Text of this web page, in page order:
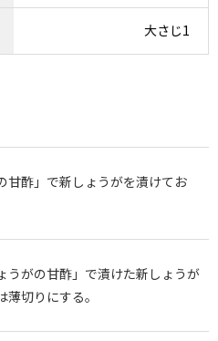
大さじ1
甘酢」で新しょうがを漬けてお
うがの甘酢」で漬けた新しょうが
切りにする。